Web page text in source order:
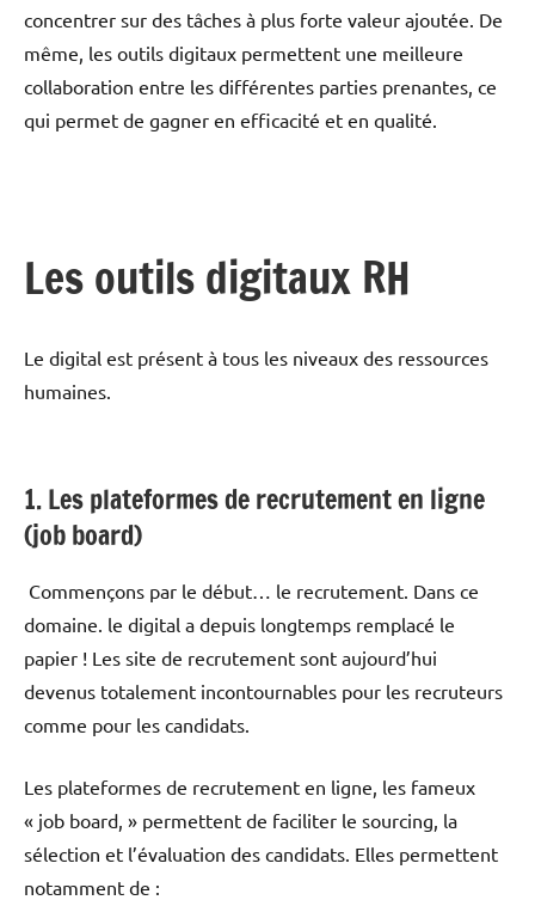
concentrer sur des tâches à plus forte valeur ajoutée. De
même, les outils digitaux permettent une meilleure
collaboration entre les différentes parties prenantes, ce
qui permet de gagner en efficacité et en qualité.
Les outils digitaux RH
Le digital est présent à tous les niveaux des ressources
humaines.
1. Les plateformes de recrutement en ligne
(job board)
Commençons par le début… le recrutement. Dans ce
domaine. le digital a depuis longtemps remplacé le
papier ! Les site de recrutement sont aujourd’hui
devenus totalement incontournables pour les recruteurs
comme pour les candidats.
Les plateformes de recrutement en ligne, les fameux
« job board, » permettent de faciliter le sourcing, la
sélection et l’évaluation des candidats. Elles permettent
notamment de :